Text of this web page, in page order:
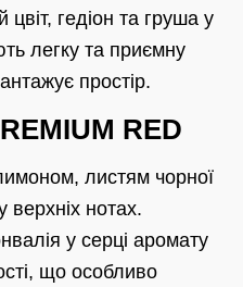
гедіон та груша у
легку та приємну
простір.
RED
листям чорної
нотах.
у серці аромату
що особливо